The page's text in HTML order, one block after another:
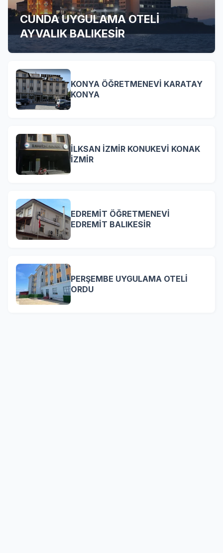
CUNDA UYGULAMA OTELİ
AYVALIK BALIKESİR
KONYA ÖĞRETMENEVİ KARATAY
KONYA
İLKSAN İZMİR KONUKEVİ KONAK
İZMİR
EDREMİT ÖĞRETMENEVİ
EDREMİT BALIKESİR
PERŞEMBE UYGULAMA OTELİ
ORDU